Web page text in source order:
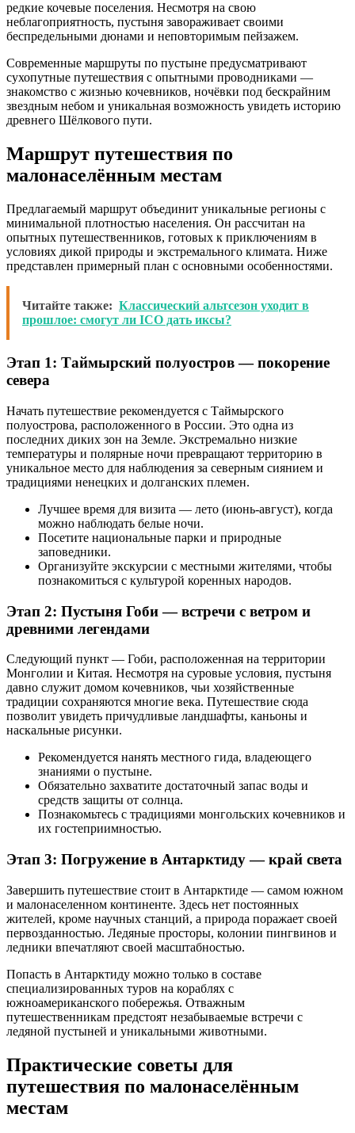
редкие кочевые поселения. Несмотря на свою
неблагоприятность, пустыня завораживает своими
беспредельными дюнами и неповторимым пейзажем.
Современные маршруты по пустыне предусматривают
сухопутные путешествия с опытными проводниками —
знакомство с жизнью кочевников, ночёвки под бескрайним
звездным небом и уникальная возможность увидеть историю
древнего Шёлкового пути.
Маршрут путешествия по
малонаселённым местам
Предлагаемый маршрут объединит уникальные регионы с
минимальной плотностью населения. Он рассчитан на
опытных путешественников, готовых к приключениям в
условиях дикой природы и экстремального климата. Ниже
представлен примерный план с основными особенностями.
Читайте также: Классический альтсезон уходит в
прошлое: смогут ли ICO дать иксы?
Этап 1: Таймырский полуостров — покорение
севера
Начать путешествие рекомендуется с Таймырского
полуострова, расположенного в России. Это одна из
последних диких зон на Земле. Экстремально низкие
температуры и полярные ночи превращают территорию в
уникальное место для наблюдения за северным сиянием и
традициями ненецких и долганских племен.
Лучшее время для визита — лето (июнь-август), когда
можно наблюдать белые ночи.
Посетите национальные парки и природные
заповедники.
Организуйте экскурсии с местными жителями, чтобы
познакомиться с культурой коренных народов.
Этап 2: Пустыня Гоби — встречи с ветром и
древними легендами
Следующий пункт — Гоби, расположенная на территории
Монголии и Китая. Несмотря на суровые условия, пустыня
давно служит домом кочевников, чьи хозяйственные
традиции сохраняются многие века. Путешествие сюда
позволит увидеть причудливые ландшафты, каньоны и
наскальные рисунки.
Рекомендуется нанять местного гида, владеющего
знаниями о пустыне.
Обязательно захватите достаточный запас воды и
средств защиты от солнца.
Познакомьтесь с традициями монгольских кочевников и
их гостеприимностью.
Этап 3: Погружение в Антарктиду — край света
Завершить путешествие стоит в Антарктиде — самом южном
и малонаселенном континенте. Здесь нет постоянных
жителей, кроме научных станций, а природа поражает своей
первозданностью. Ледяные просторы, колонии пингвинов и
ледники впечатляют своей масштабностью.
Попасть в Антарктиду можно только в составе
специализированных туров на кораблях с
южноамериканского побережья. Отважным
путешественникам предстоят незабываемые встречи с
ледяной пустыней и уникальными животными.
Практические советы для
путешествия по малонаселённым
местам